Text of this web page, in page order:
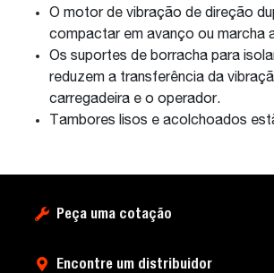
O motor de vibração de direção
compactar em avanço ou marcha
Os suportes de borracha para
reduzem a transferência da
carregadeira e o operador.
Tambores lisos e acolchoados
Peça uma cotação
Encontre um distribuidor